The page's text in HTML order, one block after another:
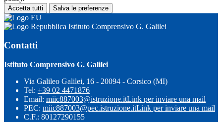
Accetta tutti Salva le preferenze
Istituto Comprensivo G. Galilei
Contatti
Istituto Comprensivo G. Galilei
Via Galileo Galilei, 16 - 20094 - Corsico (MI)
Tel: +39 02 4471876
Email: miic887003@istruzione.itLink per inviare una mail
PEC: miic887003@pec.istruzione.itLink per inviare una mail
C.F.: 80127290155